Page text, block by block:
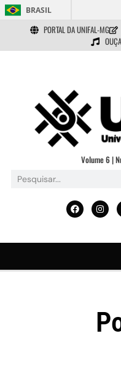
BRASIL
PORTAL DA UNIFAL-MG
Volume 6 |